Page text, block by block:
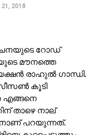
2018
റോഡ്
മൗനത്തെ
രാഹുല്‍ ഗാന്ധി.
കൂടി
എങ്ങനെ
താഴെ നാല്
പറയുന്നത്.